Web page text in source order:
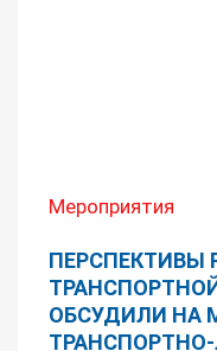
Мероприятия
ПЕРСПЕКТИВЫ
ОБСУДИЛИ НА